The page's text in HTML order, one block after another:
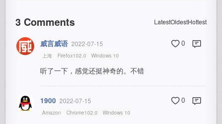
3 Comments LatestOldestHottest
威言威语 2022-07-15 0
上海 Firefox102.0 Windows 10
听了一下，感觉还挺神奇的。不错
1900 2022-07-15 0
Amazon Chrome102.0 Windows 10